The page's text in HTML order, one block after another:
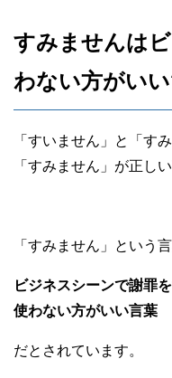
すみませんは
わない方がい
「すいません」と「す
「すみません」が正し
「すみません」という
ビジネスシーンで謝罪
使わない方がいい言葉
だとされています。